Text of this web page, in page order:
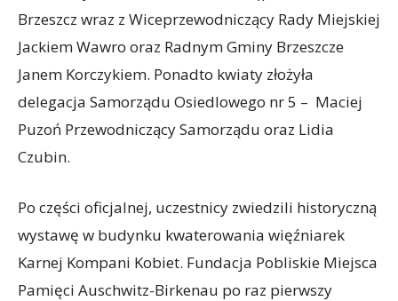
Brzeszcz wraz z Wiceprzewodniczący Rady Miejskiej
Jackiem Wawro oraz Radnym Gminy Brzeszcze
Janem Korczykiem. Ponadto kwiaty złożyła
delegacja Samorządu Osiedlowego nr 5 – Maciej
Puzoń Przewodniczący Samorządu oraz Lidia
Czubin.
Po części oficjalnej, uczestnicy zwiedzili historyczną
wystawę w budynku kwaterowania więźniarek
Karnej Kompani Kobiet. Fundacja Pobliskie Miejsca
Pamięci Auschwitz-Birkenau po raz pierwszy